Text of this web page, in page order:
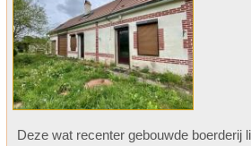
Deze wat recenter gebouwde boerderij